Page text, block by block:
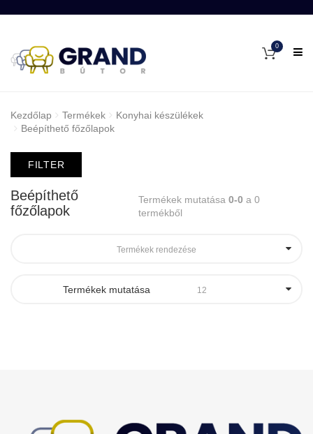
0
Kezdőlap Termékek
Konyhai készülékek
Beépíthető főzőlapok
FILTER
Beépíthető
főzőlapok
Termékek mutatása0-0a 0
termékből
Termékek rendezése
Termékek mutatása 12